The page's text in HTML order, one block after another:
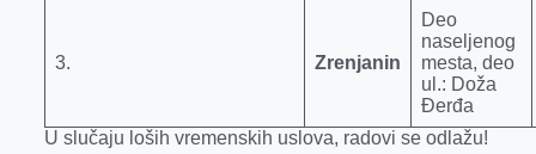
3. Zrenjanin
Deo
naseljenog
mesta, deo
ul.: Doža
Đerđa
U slučaju loših vremenskih uslova, radovi se odlažu!